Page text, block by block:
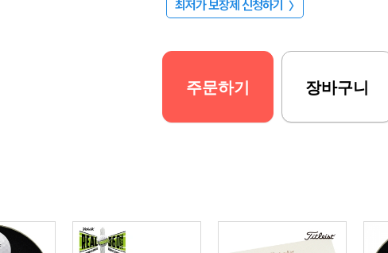
최저가 보장제 신청하기 〉
주문하기 장바구니